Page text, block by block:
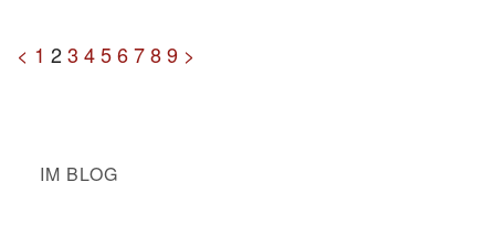
< 1 23 456789 >
IM BLOG